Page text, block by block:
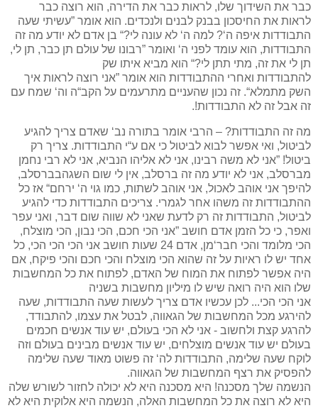
כבר את השידוך שלו, לראות כבר את הדירה, הוא רוצה כבר
לראות את החיסכון בבנק לבנים ולנכדים. הוא אומר ”עשיתי שעה
התבודדות איפה ה‘? למה ה‘ לא עונה לי?“ בן אדם לא יודע מה זה
התבודדות, הוא עומד לפני ה‘ ואומר ”רבונו של עולם תן כבר, תן לי,
תן לי את זה, מתי תתן לי?“ הוא מביא איתו שק
להתבודדות ואחרי ההתבודדות הוא אומר ”אני רוצה לראות איך
השק מתמלא“. זה נכון שהעניים מתרעמים על הקב“ה וה‘ שמח עם
זה אבל זה לא התבודדות!.
מה זה התבודדות? – הרבי אומר בתורה נב‘ שאדם צריך להגיע
לביטול, ואי אפשר לבוא לביטול כי אם ע“י התבודדות. צריך רק
ביטול! ”אני לא משה רבינו, אני לא אליהו הנביא, אני לא רבי נחמן
מברסלב, אני לא יודע מה זה ברסלב, אין לי שום השגהבברסלב,
להיפך אני אוהב לאכול, אני אוהב לשתות, כמו גוי ה‘ ירחם“ אז כל
ההתבודדות זה משהו אחר לגמרי. צריכים התבודדות כדי להגיע
לביטול, התבודדות זה רק לדעת שאני לא שווה שום דבר, ואני עפר
ואפר, כי כל הזמן אדם חושב ”אני הכי חכם, הכי נבון, הכי מוצלח,
הכי מלומד והכי חבר‘מן, אדם 24 שעות חושב אני הכי הכי הכי, כל
אחד יש לו ראיות על זה שהוא הכי מוצלח והכי חכם והכי פיקח, אם
היה אפשר לפתוח את המוח של האדם, לפתוח את כל המחשבות
שלו הוא היה רואה שיש לו מיליון מחשבות בשניה
אני הכי הכי... לכן עכשיו אדם צריך לעשות שעה התבודדות, שעה
להירגע מכל המחשבות של הגאווה, לבטל את עצמו, להתבודד,
להרגע קצת ולחשוב - אני לא הכי בעולם, יש עוד אנשים חכמים
בעולם יש עוד אנשים מוצלחים, יש עוד אנשים מבינים בעולם וזה
לוקח שעה שלימה, התבודדות לה‘ זה פשוט מאוד שעה שלימה
להפסיק את רצף המחשבות של הגאווה.
הנשמה שלך מסכנה! היא מסכנה היא לא יכולה לחזור לשורש שלה
היא לא רוצה את כל המחשבות האלה, הנשמה היא אלוקית היא לא